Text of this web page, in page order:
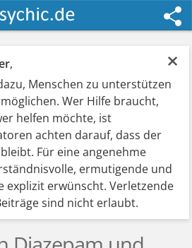
×
,
Menschen zu unterstützen
Wer Hilfe braucht,
helfen möchte, ist
achten darauf, dass der
Für eine angenehme
ermutigende und
explizit erwünscht. Verletzende
sind nicht erlaubt.